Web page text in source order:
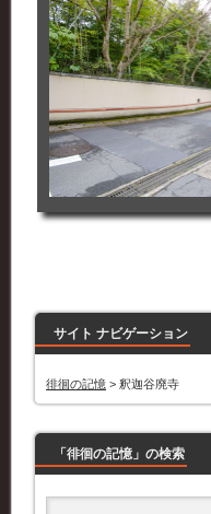
サイト ナビゲーション
徘徊の記憶 > 釈迦谷廃寺
「徘徊の記憶」の検索